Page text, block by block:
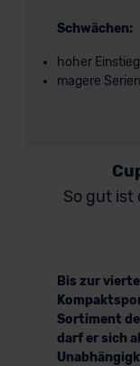
Schwächen:
hoher
magere
So gut ist
Bis zur
Sortiment
darf er sich